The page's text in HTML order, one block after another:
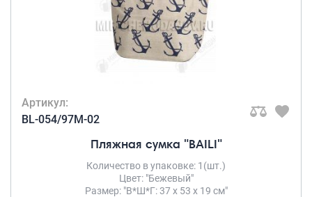
Артикул:
BL-054/97M-02
Пляжная сумка "BAILI"
Количество в упаковке: 1(шт.)
Цвет: "Бежевый"
Размер: "В*Ш*Г: 37 х 53 х 19 см"